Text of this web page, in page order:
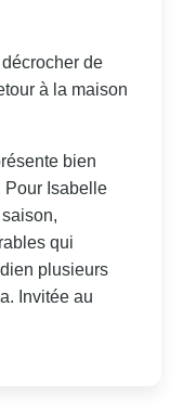
de
à la maison
bien
Pour Isabelle
qui
plusieurs
Invitée au